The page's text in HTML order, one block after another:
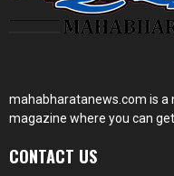
mahabharatanews.com is a
magazine where you can
CONTACT US